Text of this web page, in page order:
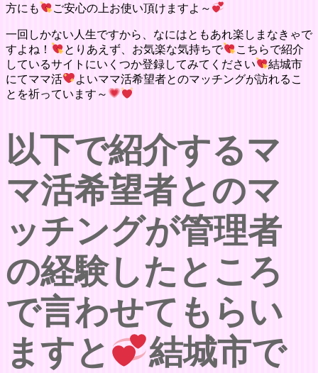
方にも
ご安心の上お使い頂けますよ～
一回しかない人生ですから、なにはともあれ楽しまなきゃで
すよね！
とりあえず、お気楽な気持ちで
こちらで紹介
しているサイトにいくつか登録してみてください
結城市
にてママ活
よいママ活希望者とのマッチングが訪れるこ
とを祈っています～
以下で紹介するマ
マ活希望者とのマ
ッチングが管理者
の経験したところ
で言わせてもらい
ますと
結城市で